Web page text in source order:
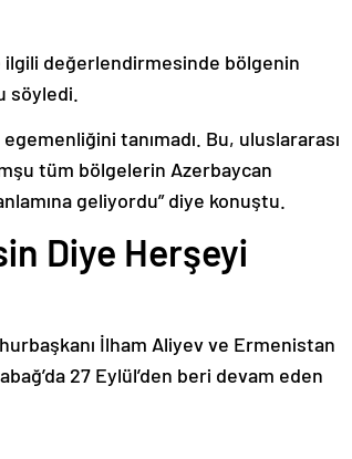
ilgili değerlendirmesinde bölgenin
söyledi.
egemenliğini tanımadı. Bu, uluslararası
tüm bölgelerin Azerbaycan
geliyordu” diye konuştu.
Diye Herşeyi
İlham Aliyev ve Ermenistan
27 Eylül’den beri devam eden